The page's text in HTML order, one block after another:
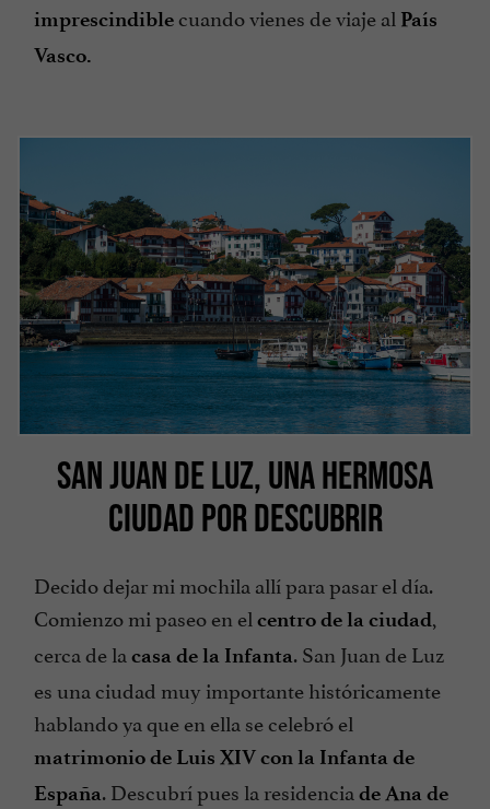
imprescindible cuando vienes de viaje al País
Vasco.
SAN JUAN DE LUZ, UNA HERMOSA
CIUDAD POR DESCUBRIR
Decido dejar mi mochila allí para pasar el día.
Comienzo mi paseo en el centro de la ciudad,
cerca de la casa de la Infanta. San Juan de Luz
es una ciudad muy importante históricamente
hablando ya que en ella se celebró el
matrimonio de Luis XIV con la Infanta de
España. Descubrí pues la residencia de Ana de